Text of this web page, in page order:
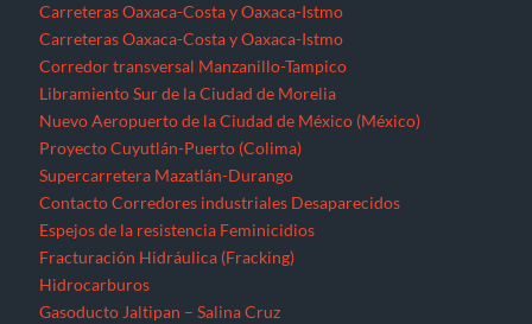
Carreteras Oaxaca-Costa y Oaxaca-Istmo
Carreteras Oaxaca-Costa y Oaxaca-Istmo
Corredor transversal Manzanillo-Tampico
Libramiento Sur de la Ciudad de Morelia
Nuevo Aeropuerto de la Ciudad de México (México)
Proyecto Cuyutlán-Puerto (Colima)
Supercarretera Mazatlán-Durango
Contacto Corredores industriales Desaparecidos
Espejos de la resistencia Feminicidios
Fracturación Hidráulica (Fracking)
Hidrocarburos
Gasoducto Jaltipan – Salina Cruz